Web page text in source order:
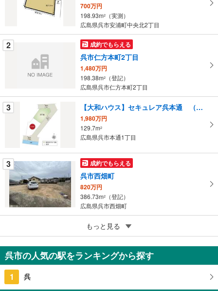
件
を
ー
ジ
る
700万円
198.93m2
（実測）
広島県呉市安浦町中央北2丁目
2 成約でもらえる
呉市仁方本町2丁目
1,480万円
198.38m2
（登記）
広島県呉市仁方本町2丁目
3 【大和ハウス】セキュレア呉本通 （建築条件付宅地分譲）
1,980万円
129.7m2
広島県呉市本通1丁目
3 成約でもらえる
呉市西畑町
820万円
386.73m2
（登記）
広島県呉市西畑町
呉市広長浜2丁目
200万円
175.2m2（登記）
広島県呉市広長浜2丁目
もっと見る
呉市の人気の駅をランキングから探す
1 呉